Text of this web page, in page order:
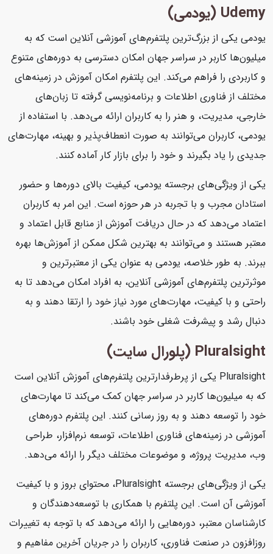
Udemy (یودمی)
یودمی یکی از بزرگ‌ترین پلتفرم‌های آموزشی آنلاین است که به
میلیون‌ها کاربر در سراسر جهان امکان دسترسی به دوره‌های متنوع
و کاربردی را فراهم می‌کند. این پلتفرم امکان آموزش در زمینه‌های
مختلف از فناوری اطلاعات و برنامه‌نویسی گرفته تا زبان‌های
خارجی، مدیریت، و هنر را به کاربران ارائه می‌دهد. با استفاده از
یودمی، کاربران می‌توانند به صورت انعطاف‌پذیر و بهینه، مهارت‌های
جدیدی را یاد بگیرند و خود را برای بازار کار آماده کنند.
یکی از ویژگی‌های برجسته یودمی، کیفیت بالای دوره‌ها و حضور
استادان مجرب و با تجربه در هر حوزه است. این امر به کاربران
اعتماد می‌دهد که در حال دریافت آموزش از منابع قابل اعتماد و
معتبر هستند و می‌توانند به بهترین شکل ممکن از آموزش‌ها بهره
ببرند. به طور خلاصه، یودمی به عنوان یکی از معتبرترین و
موثرترین پلتفرم‌های آموزشی آنلاین، به افراد امکان می‌دهد تا به
راحتی و با کیفیت، مهارت‌های مورد نیاز خود را ارتقا دهند و به
دنبال رشد و پیشرفت شغلی خود باشند.
Pluralsight (پلورال سایت)
Pluralsight یکی از پرطرفدارترین پلتفرم‌های آموزش آنلاین است
که به میلیون‌ها کاربر در سراسر جهان کمک می‌کند تا مهارت‌های
خود را توسعه دهند و به روز رسانی کنند. این پلتفرم دوره‌های
آموزشی در زمینه‌های فناوری اطلاعات، توسعه نرم‌افزار، طراحی
وب، مدیریت پروژه، و موضوعات مختلف دیگر را ارائه می‌دهد.
یکی از ویژگی‌های برجسته Pluralsight، محتوای بروز و با کیفیت
آموزشی آن است. این پلتفرم با همکاری با توسعه‌دهندگان و
کارشناسان معتبر، دوره‌هایی را ارائه می‌دهد که با توجه به تغییرات
روزافزون در صنعت فناوری، کاربران را در جریان آخرین مفاهیم و